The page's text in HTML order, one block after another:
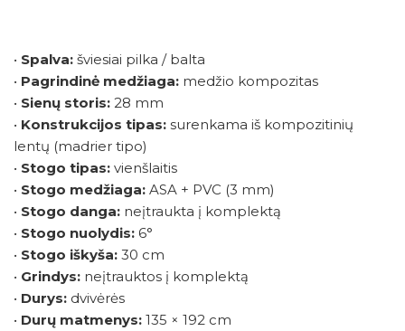
• Spalva: šviesiai pilka / balta
• Pagrindinė medžiaga: medžio kompozitas
• Sienų storis: 28 mm
• Konstrukcijos tipas: surenkama iš kompozitinių
lentų (madrier tipo)
• Stogo tipas: vienšlaitis
• Stogo medžiaga: ASA + PVC (3 mm)
• Stogo danga: neįtraukta į komplektą
• Stogo nuolydis: 6°
• Stogo iškyša: 30 cm
• Grindys: neįtrauktos į komplektą
• Durys: dvivėrės
• Durų matmenys: 135 × 192 cm